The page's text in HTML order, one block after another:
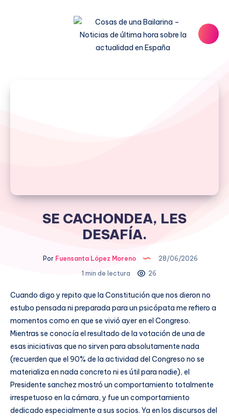
SE CACHONDEA, LES
DESAFÍA.
Por Fuensanta López Moreno
28/06/2026
1 min de lectura
26
Cuando digo y repito que la Constitución que nos dieron no
estubo pensada ni preparada para un psicópata me refiero a
momentos como en que se vivió ayer en el Congreso.
Mientras se conocía el resultado de la votación de una de
esas iniciativas que no sirven para absolutamente nada
(recuerden que el 90% de la actividad del Congreso no se
materializa en nada concreto ni es útil para nadie), el
Presidente sanchez mostró un comportamiento totalmente
irrespetuoso en la cámara, y fue un comportamiento
dedicado especialmente a sus socios. Ya en los discursos del